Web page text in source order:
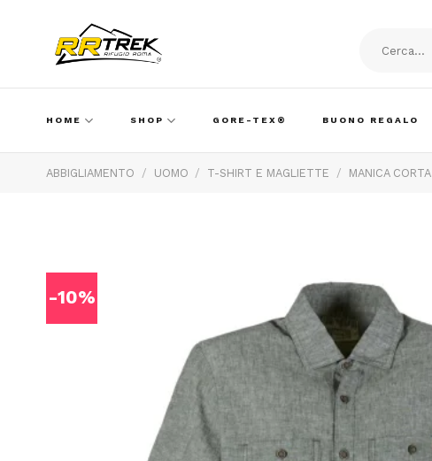
HOME SHOP GORE-TEX® BUONO REGALO
ABBIGLIAMENTO / UOMO / T-SHIRT E MAGLIETTE / MANICA CORTA
-10%